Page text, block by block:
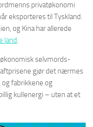
privatøkonomi
eksporteres til Tyskland.
og Kina har allerede
land.
selvmords-
gjør det nærmes
og fabrikkene og
kullenergi – uten at et